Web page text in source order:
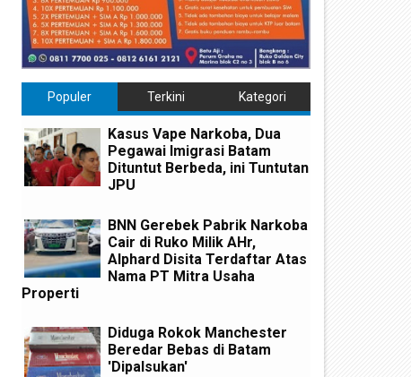
Populer Terkini Kategori
Kasus Vape Narkoba, Dua
Pegawai Imigrasi Batam
Dituntut Berbeda, ini Tuntutan
JPU
BNN Gerebek Pabrik Narkoba
Cair di Ruko Milik AHr,
Alphard Disita Terdaftar Atas
Nama PT Mitra Usaha
Properti
Diduga Rokok Manchester
Beredar Bebas di Batam
'Dipalsukan'